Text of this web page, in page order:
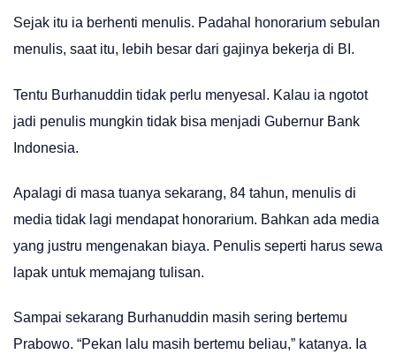
Sejak itu ia berhenti menulis. Padahal honorarium sebulan
menulis, saat itu, lebih besar dari gajinya bekerja di BI.
Tentu Burhanuddin tidak perlu menyesal. Kalau ia ngotot
jadi penulis mungkin tidak bisa menjadi Gubernur Bank
Indonesia.
Apalagi di masa tuanya sekarang, 84 tahun, menulis di
media tidak lagi mendapat honorarium. Bahkan ada media
yang justru mengenakan biaya. Penulis seperti harus sewa
lapak untuk memajang tulisan.
Sampai sekarang Burhanuddin masih sering bertemu
Prabowo. “Pekan lalu masih bertemu beliau,” katanya. Ia